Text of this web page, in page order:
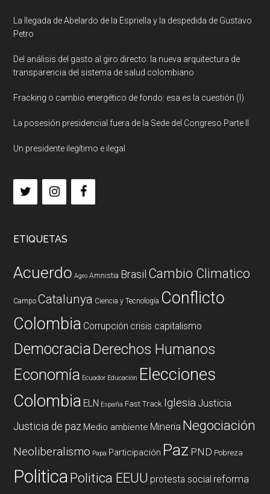
La llegada de Abelardo de la Espriella y la despedida de Gustavo
Petro
Del análisis del gasto al giro directo: la nueva arquitectura de
transparencia del sistema de salud colombiano
Fracking o cambio energético de fondo: esa es la cuestión (I)
La posesión presidencial fuera de la Sede del Congreso Parte II
Un presidente ilegítimo e ilegal
ETIQUETAS
Acuerdo Agro Amnistia Brasil Cambio Climatico
Campo Catalunya Ciencia y Tecnología Conflicto
Colombia Corrupción crisis capitalismo
DemocraciaDerechos Humanos
Economía Ecuador Educación Elecciones
Colombia ELN España Fast Track Iglesia Justicia
Justicia de paz Medio ambiente Mineria Negociación
Neoliberalismo Papa Participación Paz PND Pobreza
PoliticaPolitica EEUU protesta social reforma